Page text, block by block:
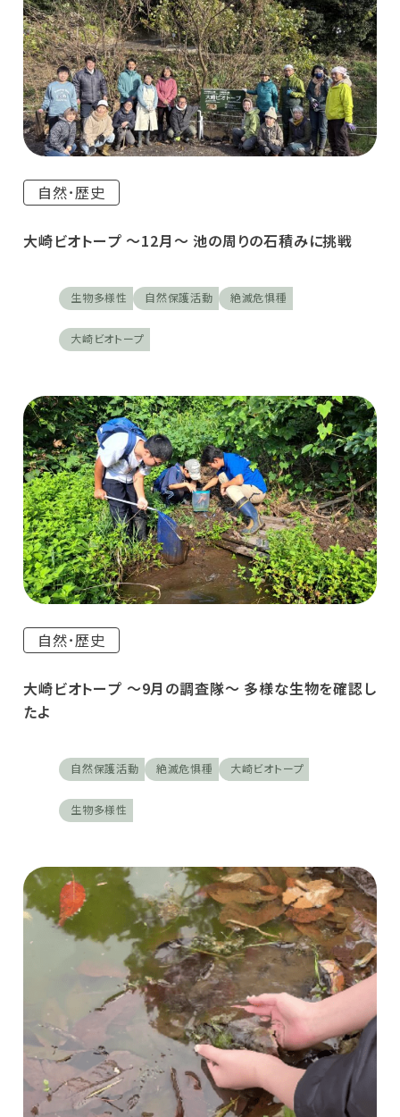
自然･歴史
大崎ビオトープ ～12月～ 池の周りの石積みに挑戦
生物多様性 自然保護活動 絶滅危惧種
大崎ビオトープ
自然･歴史
大崎ビオトープ ～9月の調査隊～ 多様な生物を確認し
たよ
自然保護活動 絶滅危惧種 大崎ビオトープ
生物多様性